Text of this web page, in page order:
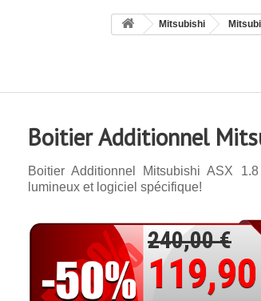
Mitsubishi
Boitier Additionnel
Boitier Additionnel Mitsubishi ASX
lumineux et logiciel spécifique!
240,00 €